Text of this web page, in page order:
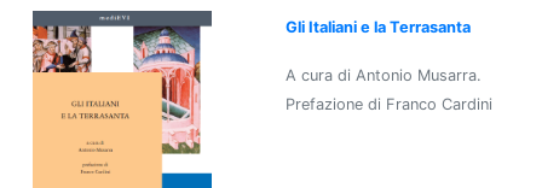
Gli Italiani e la Terrasanta
A cura di Antonio Musarra.
Prefazione di Franco Cardini